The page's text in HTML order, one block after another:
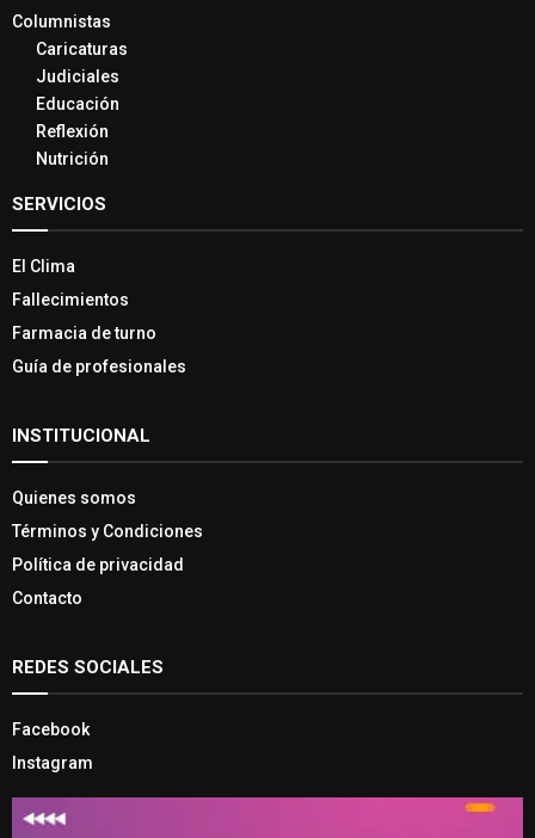
Columnistas
Caricaturas
Judiciales
Educación
Reflexión
Nutrición
SERVICIOS
El Clima
Fallecimientos
Farmacia de turno
Guía de profesionales
INSTITUCIONAL
Quienes somos
Términos y Condiciones
Política de privacidad
Contacto
REDES SOCIALES
Facebook
Instagram